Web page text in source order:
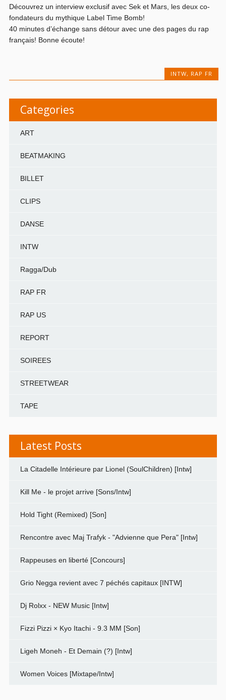
Découvrez un interview exclusif avec Sek et Mars, les deux co-
fondateurs du mythique Label Time Bomb!
40 minutes d’échange sans détour avec une des pages du rap
français! Bonne écoute!
INTW, RAP FR
Categories
ART
BEATMAKING
BILLET
CLIPS
DANSE
INTW
Ragga/Dub
RAP FR
RAP US
REPORT
SOIREES
STREETWEAR
TAPE
Latest Posts
La Citadelle Intérieure par Lionel (SoulChildren) [Intw]
Kill Me - le projet arrive [Sons/Intw]
Hold Tight (Remixed) [Son]
Rencontre avec Maj Trafyk - "Advienne que Pera" [Intw]
Rappeuses en liberté [Concours]
Grio Negga revient avec 7 péchés capitaux [INTW]
Dj Rolxx - NEW Music [Intw]
Fizzi Pizzi × Kyo Itachi - 9.3 MM [Son]
Ligeh Moneh - Et Demain (?) [Intw]
Women Voices [Mixtape/Intw]